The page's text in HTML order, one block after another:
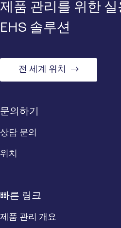
제품 관리를 위한
EHS 솔루션
전 세계 위치
문의하기
상담 문의
위치
빠른 링크
제품 관리 개요